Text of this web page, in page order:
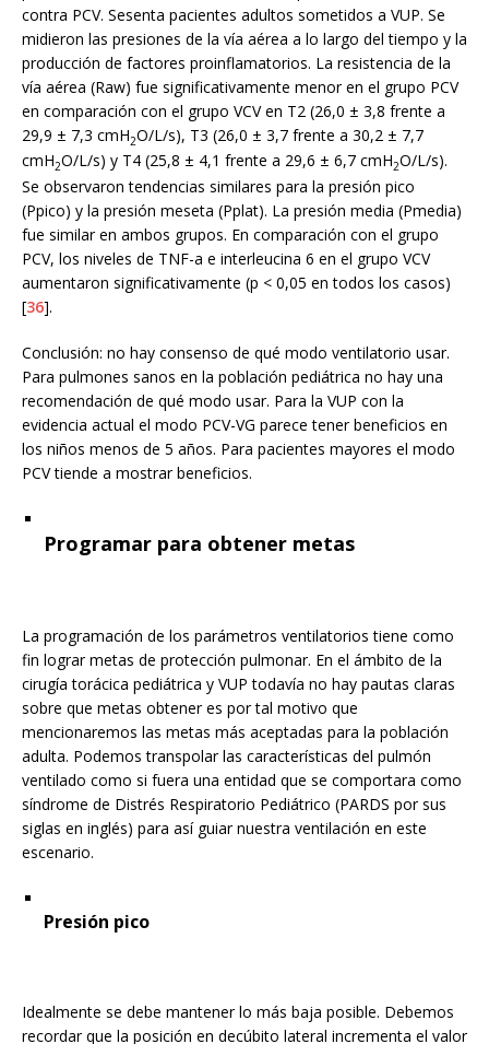
contra PCV. Sesenta pacientes adultos sometidos a VUP. Se
midieron las presiones de la vía aérea a lo largo del tiempo y la
producción de factores proinflamatorios. La resistencia de la
vía aérea (Raw) fue significativamente menor en el grupo PCV
en comparación con el grupo VCV en T2 (26,0 ± 3,8 frente a
29,9 ± 7,3 cmH2O/L/s), T3 (26,0 ± 3,7 frente a 30,2 ± 7,7
cmH2O/L/s) y T4 (25,8 ± 4,1 frente a 29,6 ± 6,7 cmH2O/L/s).
Se observaron tendencias similares para la presión pico
(Ppico) y la presión meseta (Pplat). La presión media (Pmedia)
fue similar en ambos grupos. En comparación con el grupo
PCV, los niveles de TNF-a e interleucina 6 en el grupo VCV
aumentaron significativamente (p < 0,05 en todos los casos)
[36].
Conclusión: no hay consenso de qué modo ventilatorio usar.
Para pulmones sanos en la población pediátrica no hay una
recomendación de qué modo usar. Para la VUP con la
evidencia actual el modo PCV-VG parece tener beneficios en
los niños menos de 5 años. Para pacientes mayores el modo
PCV tiende a mostrar beneficios.
Programar para obtener metas
La programación de los parámetros ventilatorios tiene como
fin lograr metas de protección pulmonar. En el ámbito de la
cirugía torácica pediátrica y VUP todavía no hay pautas claras
sobre que metas obtener es por tal motivo que
mencionaremos las metas más aceptadas para la población
adulta. Podemos transpolar las características del pulmón
ventilado como si fuera una entidad que se comportara como
síndrome de Distrés Respiratorio Pediátrico (PARDS por sus
siglas en inglés) para así guiar nuestra ventilación en este
escenario.
Presión pico
Idealmente se debe mantener lo más baja posible. Debemos
recordar que la posición en decúbito lateral incrementa el valor